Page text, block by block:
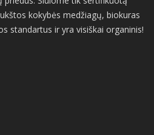
kokybės medžiagų, biokuras
standartus ir yra visiškai organinis!